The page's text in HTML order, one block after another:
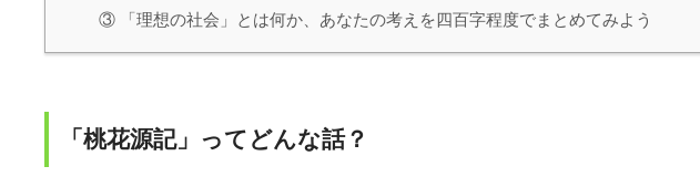
③ 「理想の社会」とは何か、あなたの考えを四百字程度でまとめてみよう
「桃花源記」ってどんな話？